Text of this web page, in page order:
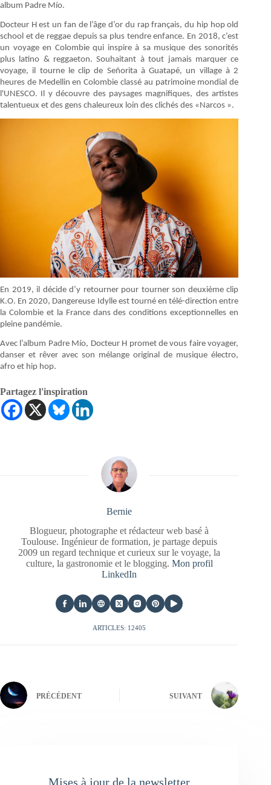
album Padre Mío.
Docteur H est un fan de l’âge d’or du rap français, du hip hop old
school et de reggae depuis sa plus tendre enfance. En 2018, c’est
un voyage en Colombie qui inspire à sa musique des sonorités
plus latino & reggaeton. Souhaitant à tout jamais marquer ce
voyage, il tourne le clip de Señorita à Guatapé, un village à 2
heures de Medellin en Colombie classé au patrimoine mondial de
l'UNESCO. Il y découvre des paysages magnifiques, des artistes
talentueux et des gens chaleureux loin des clichés des «Narcos ».
En 2019, il décide d’y retourner pour tourner son deuxième clip
K.O. En 2020, Dangereuse Idylle est tourné en télé-direction entre
la Colombie et la France dans des conditions exceptionnelles en
pleine pandémie.
Avec l’album Padre Mío, Docteur H promet de vous faire voyager,
danser et rêver avec son mélange original de musique électro,
afro et hip hop.
Partagez l'inspiration
Bernie
Blogueur, photographe et rédacteur web basé à
Toulouse. Ingénieur de formation, je partage depuis
2009 un regard technique et curieux sur le voyage, la
culture, la gastronomie et le blogging. Mon profil
LinkedIn
ARTICLES: 12405
PRÉCÉDENT SUIVANT
Mises à jour de la newsletter